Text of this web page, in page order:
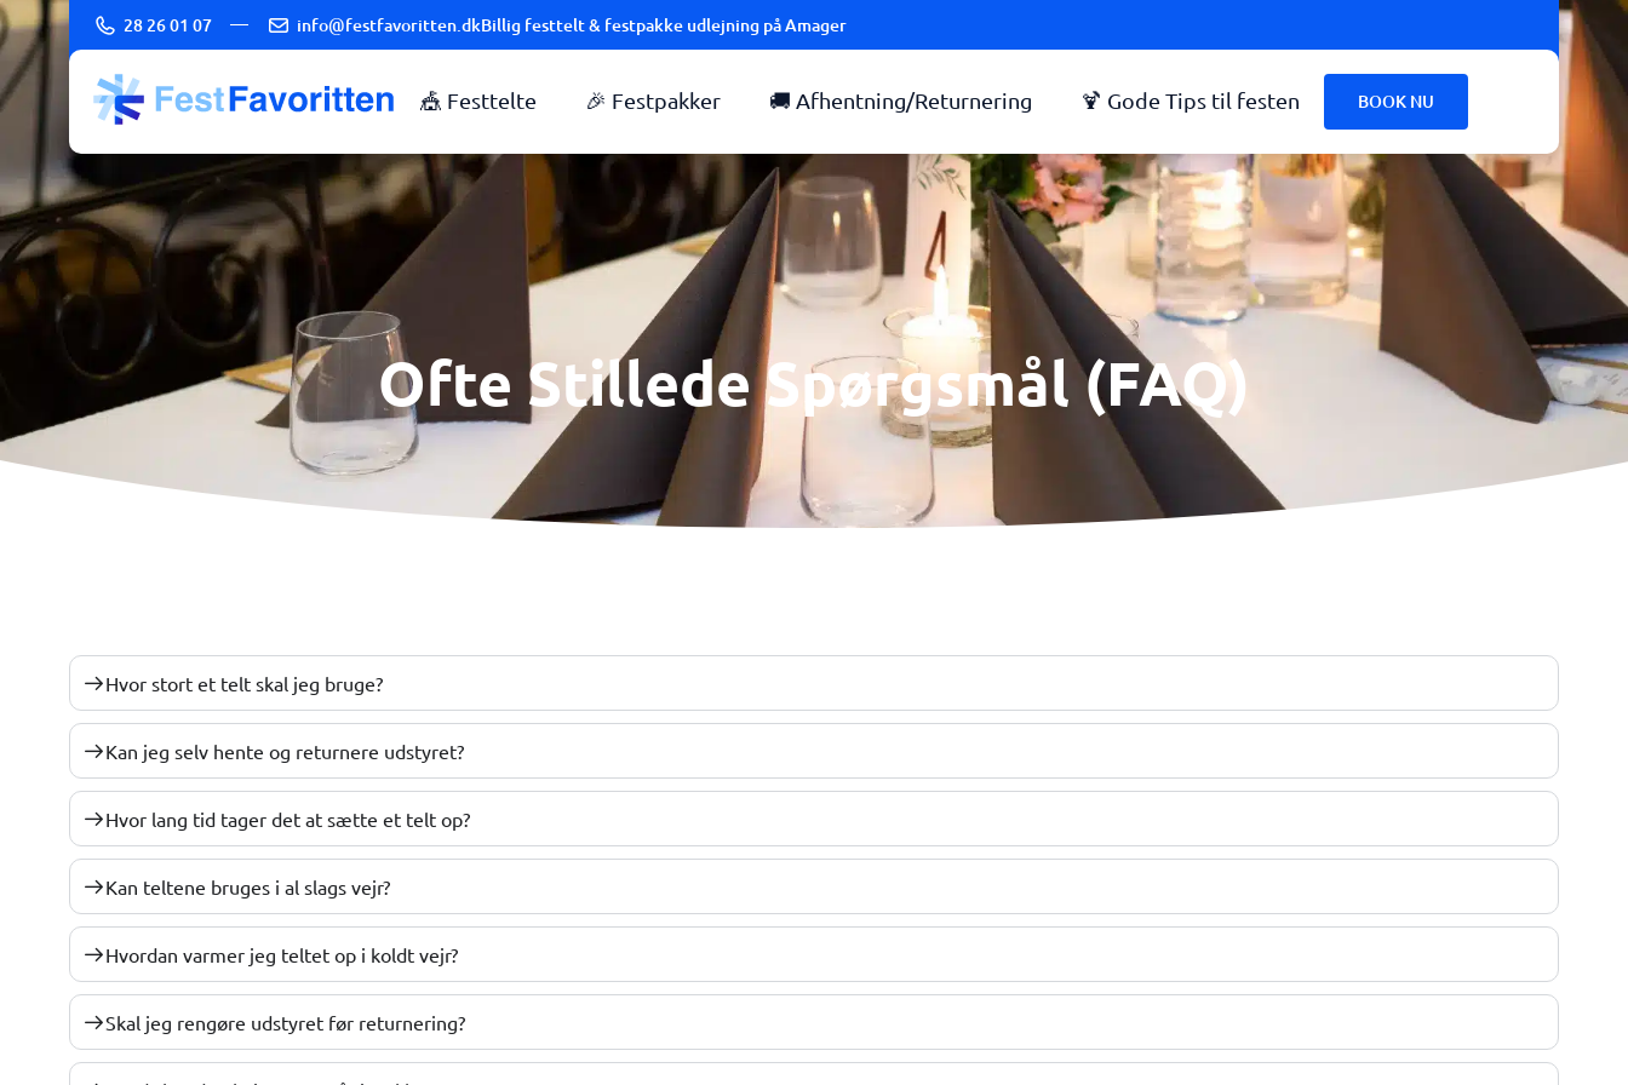
28 26 01 07 info@festfavoritten.dkBillig festtelt & festpakke udlejning på Amager
🎪 Festtelte 🎉 Festpakker 🚚 Afhentning/Returnering 🍹 Gode Tips til festen BOOK NU
Ofte Stillede Spørgsmål (FAQ)
Hvor stort et telt skal jeg bruge?
Kan jeg selv hente og returnere udstyret?
Hvor lang tid tager det at sætte et telt op?
Kan teltene bruges i al slags vejr?
Hvordan varmer jeg teltet op i koldt vejr?
Skal jeg rengøre udstyret før returnering?